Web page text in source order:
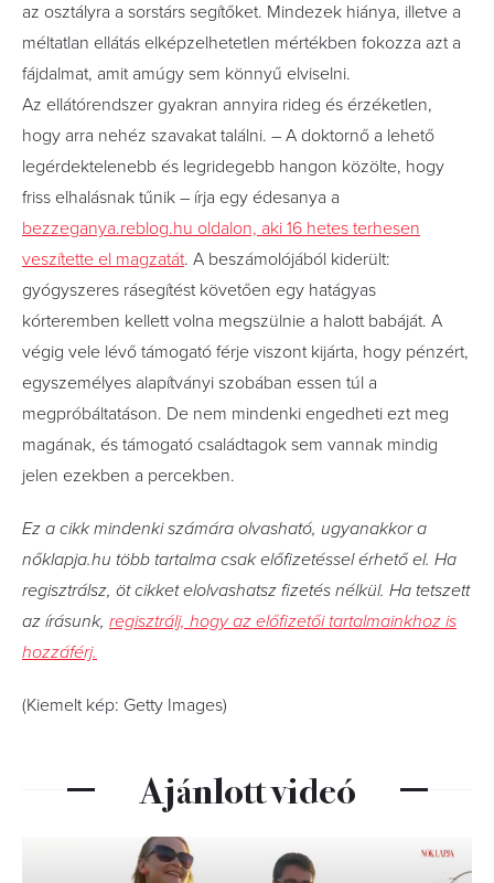
az osztályra a sorstárs segítőket. Mindezek hiánya, illetve a
méltatlan ellátás elképzelhetetlen mértékben fokozza azt a
fájdalmat, amit amúgy sem könnyű elviselni.
Az ellátórendszer gyakran annyira rideg és érzéketlen,
hogy arra nehéz szavakat találni. – A doktornő a lehető
legérdektelenebb és legridegebb hangon közölte, hogy
friss elhalásnak tűnik – írja egy édesanya a
bezzeganya.reblog.hu oldalon, aki 16 hetes terhesen
veszítette el magzatát. A beszámolójából kiderült:
gyógyszeres rásegítést követően egy hatágyas
kórteremben kellett volna megszülnie a halott babáját. A
végig vele lévő támogató férje viszont kijárta, hogy pénzért,
egyszemélyes alapítványi szobában essen túl a
megpróbáltatáson. De nem mindenki engedheti ezt meg
magának, és támogató családtagok sem vannak mindig
jelen ezekben a percekben.
Ez a cikk mindenki számára olvasható, ugyanakkor a
nőklapja.hu több tartalma csak előfizetéssel érhető el. Ha
regisztrálsz, öt cikket elolvashatsz fizetés nélkül. Ha tetszett
az írásunk, regisztrálj, hogy az előfizetői tartalmainkhoz is
hozzáférj.
(Kiemelt kép: Getty Images)
Ajánlott videó